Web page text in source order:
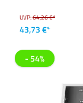
UVP:64,26 €*
43,73 €*
- 54%